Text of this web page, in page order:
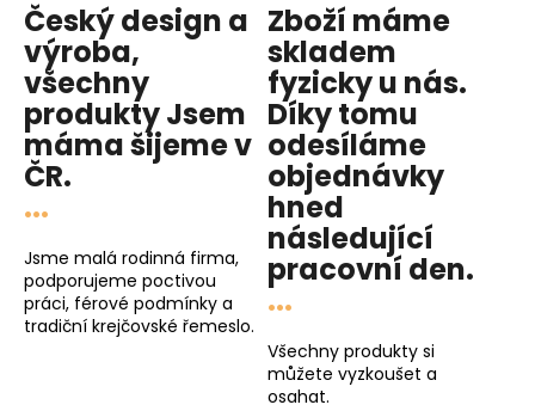
Český design a
výroba,
všechny
produktyJsem
mámašijeme v
ČR.
...
Jsme malá rodinná firma,
podporujeme poctivou
práci, férové podmínky a
tradiční krejčovské řemeslo.
Zboží máme
skladem
fyzicky u nás.
Díky tomu
odesíláme
objednávky
hned
následující
pracovní den.
...
Všechny produkty si
můžete vyzkoušet a
osahat.